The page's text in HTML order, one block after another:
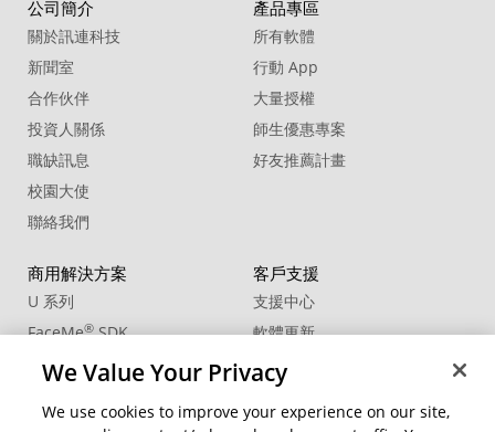
公司簡介
關於訊連科技
新聞室
合作伙伴
投資人關係
職缺訊息
校園大使
聯絡我們
產品專區
所有軟體
行動 App
大量授權
師生優惠專案
好友推薦計畫
商用解決方案
U 系列
FaceMe®SDK
客戶支援
支援中心
軟體更新
教學中心
We Value Your Privacy
We use cookies to improve your experience on our site,